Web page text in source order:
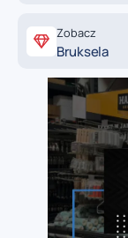
Zobacz
Bruksela